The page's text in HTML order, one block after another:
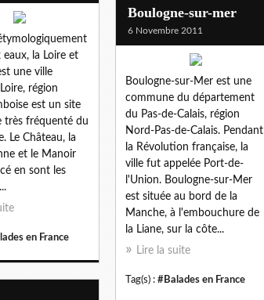
la Loire et
une ville
région
est un site
très fréquenté du
Le Château, la
et le Manoir
en sont les
en France
Boulogne-sur-mer
6 Novembre 2011
Boulogne-sur-Mer est une
commune du département
du Pas-de-Calais, région
Nord-Pas-de-Calais. Pendant
la Révolution française, la
ville fut appelée Port-de-
l'Union. Boulogne-sur-Mer
est située au bord de la
Manche, à l'embouchure de
la Liane, sur la côte...
Lire la suite
Tag(s) : #Balades en France